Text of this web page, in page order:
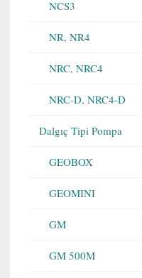
NCS3
NR, NR4
NRC, NRC4
NRC-D, NRC4-D
Dalgıç Tipi Pompa
GEOBOX
GEOMINI
GM
GM 500M